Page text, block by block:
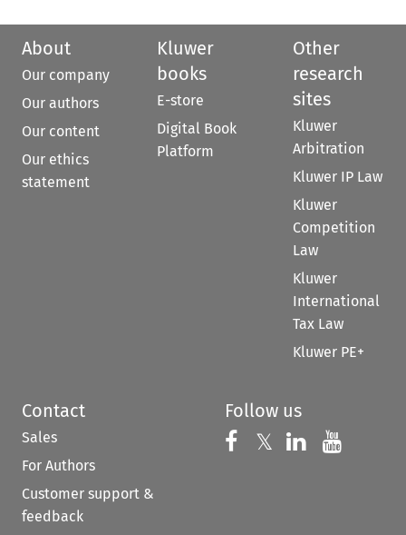
About
Our company
Our authors
Our content
Our ethics
statement
Kluwer
books
E-store
Digital Book
Platform
Other
research
sites
Kluwer
Arbitration
Kluwer IP Law
Kluwer
Competition
Law
Kluwer
International
Tax Law
Kluwer PE+
Contact
Sales
For Authors
Customer support &
feedback
Follow us
Follow us on
𝕏 Follow us on
Follow us